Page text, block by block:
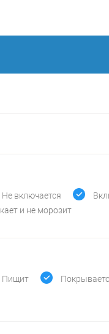
Не включается
и не морозит
Пищит